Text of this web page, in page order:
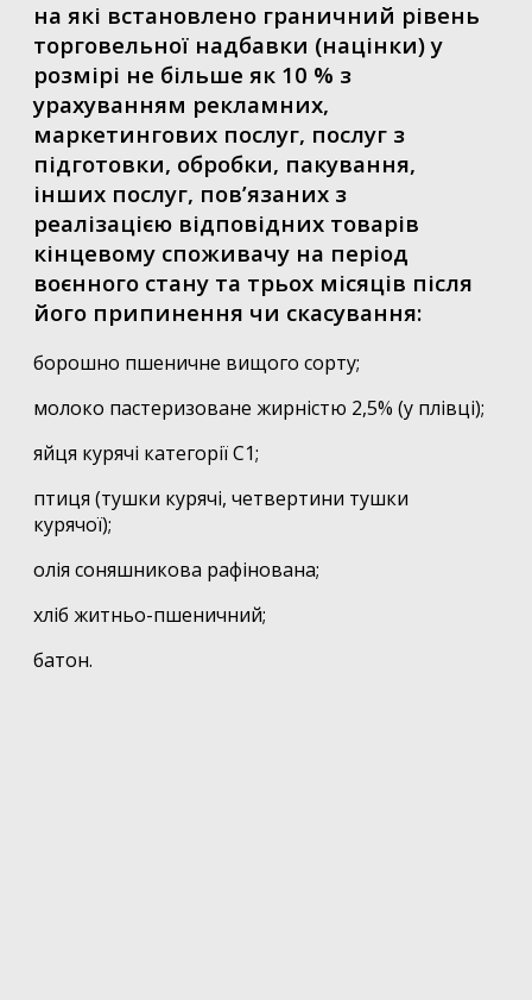
на які встановлено граничний рівень
торговельної надбавки (націнки) у
розмірі не більше як 10 % з
урахуванням рекламних,
маркетингових послуг, послуг з
підготовки, обробки, пакування,
інших послуг, пов’язаних з
реалізацією відповідних товарів
кінцевому споживачу на період
воєнного стану та трьох місяців після
його припинення чи скасування:
борошно пшеничне вищого сорту;
молоко пастеризоване жирністю 2,5% (у плівці);
яйця курячі категорії С1;
птиця (тушки курячі, четвертини тушки
курячої);
олія соняшникова рафінована;
хліб житньо-пшеничний;
батон.